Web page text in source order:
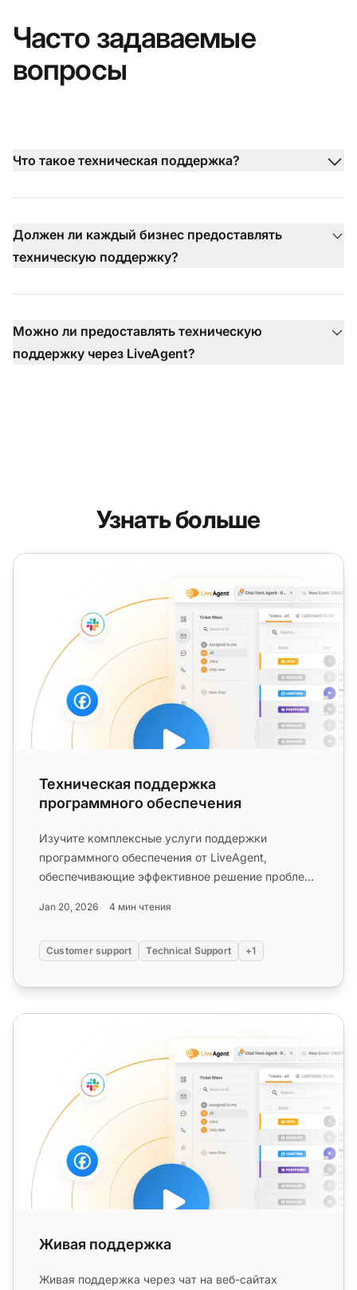
Часто задаваемые
вопросы
Что такое техническая поддержка?
Должен ли каждый бизнес предоставлять
техническую поддержку?
Можно ли предоставлять техническую
поддержку через LiveAgent?
Узнать больше
Техническая поддержка программного обеспечения
Техническая поддержка
программного обеспечения
Изучите комплексные услуги поддержки
программного обеспечения от LiveAgent,
обеспечивающие эффективное решение проблем,
Jan 20, 2026 4 мин чтения
Customer support Technical Support +1
Живая поддержка
Живая поддержка
Живая поддержка через чат на веб-сайтах